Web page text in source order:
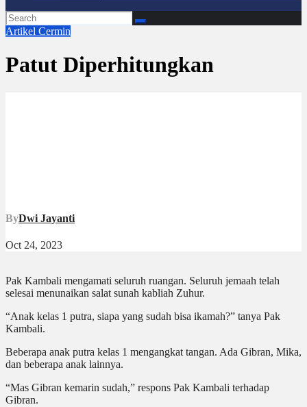
Artikel Cermin
Patut Diperhitungkan
ByDwi Jayanti
Oct 24, 2023
Pak Kambali mengamati seluruh ruangan. Seluruh jemaah telah
selesai menunaikan salat sunah kabliah Zuhur.
“Anak kelas 1 putra, siapa yang sudah bisa ikamah?” tanya Pak
Kambali.
Beberapa anak putra kelas 1 mengangkat tangan. Ada Gibran, Mika,
dan beberapa anak lainnya.
“Mas Gibran kemarin sudah,” respons Pak Kambali terhadap
Gibran.